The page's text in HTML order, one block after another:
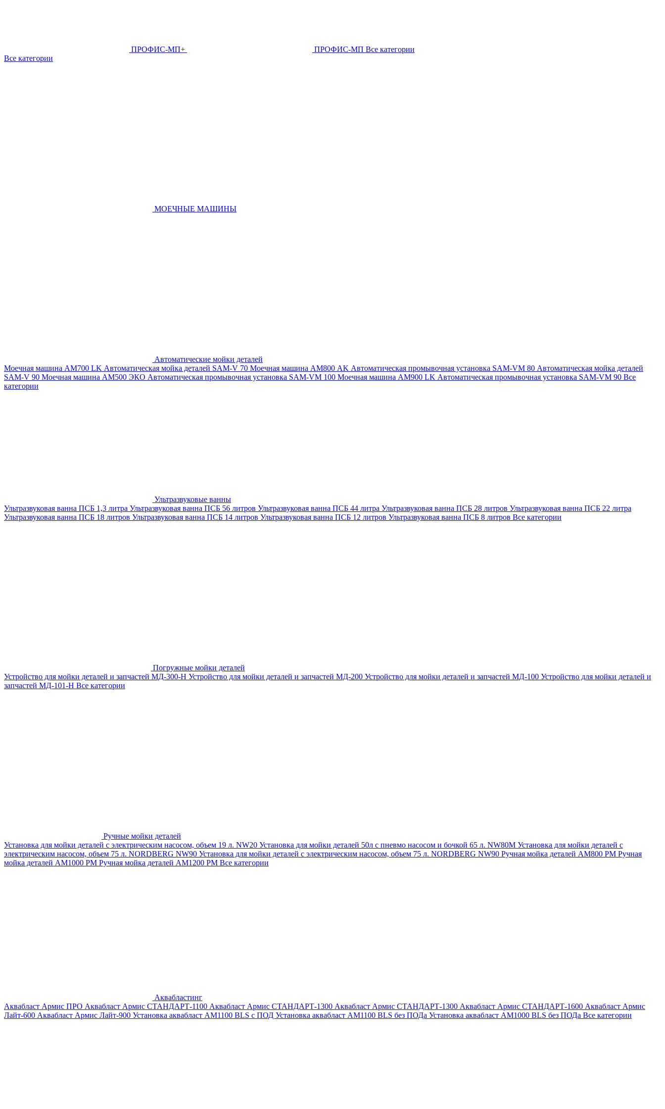
ПРОФИС-МП+ ПРОФИС-МП Все категории
Все категории
МОЕЧНЫЕ МАШИНЫ
Автоматические мойки деталей
Моечная машина AM700 LK Автоматическая мойка деталей SAM-V 70 Моечная машина АМ800 AK Автоматическая промывочная установка SAM-VM 80 Автоматическая мойка деталей
SAM-V 90 Моечная машина АМ500 ЭКО Автоматическая промывочная установка SAM-VM 100 Моечная машина AM900 LK Автоматическая промывочная установка SAM-VM 90 Все
категории
Ультразвуковые ванны
Ультразвуковая ванна ПСБ 1,3 литра Ультразвуковая ванна ПСБ 56 литров Ультразвуковая ванна ПСБ 44 литра Ультразвуковая ванна ПСБ 28 литров Ультразвуковая ванна ПСБ 22 литра
Ультразвуковая ванна ПСБ 18 литров Ультразвуковая ванна ПСБ 14 литров Ультразвуковая ванна ПСБ 12 литров Ультразвуковая ванна ПСБ 8 литров Все категории
Погружные мойки деталей
Устройство для мойки деталей и запчастей МД-300-H Устройство для мойки деталей и запчастей МД-200 Устройство для мойки деталей и запчастей МД-100 Устройство для мойки деталей и
запчастей МД-101-Н Все категории
Ручные мойки деталей
Установка для мойки деталей с электрическим насосом, объем 19 л. NW20 Установка для мойки деталей 50л с пневмо насосом и бочкой 65 л. NW80M Установка для мойки деталей с
электрическим насосом, объем 75 л. NORDBERG NW90 Установка для мойки деталей с электрическим насосом, объем 75 л. NORDBERG NW90 Ручная мойка деталей АМ800 РМ Ручная
мойка деталей АМ1000 РМ Ручная мойка деталей АМ1200 РМ Все категории
Аквабластинг
Аквабласт Армис ПРО Аквабласт Армис СТАНДАРТ-1100 Аквабласт Армис СТАНДАРТ-1300 Аквабласт Армис СТАНДАРТ-1300 Аквабласт Армис СТАНДАРТ-1600 Аквабласт Армис
Лайт-600 Аквабласт Армис Лайт-900 Установка аквабласт AM1100 BLS с ПОД Установка аквабласт AM1100 BLS без ПОДа Установка аквабласт AM1000 BLS без ПОДа Все категории